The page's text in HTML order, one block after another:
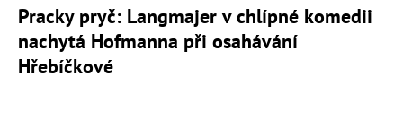
Pracky pryč: Langmajer v chlípné komedii
nachytá Hofmanna při osahávání
Hřebíčkové